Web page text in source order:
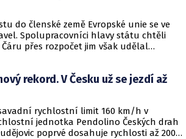
do členské země Evropské unie se ve
Spolupracovníci hlavy státu chtěli
přes rozpočet jim však udělal
rekord. V Česku už se jezdí až
rychlostní limit 160 km/h v
jednotka Pendolino Českých drah
poprvé dosahuje rychlosti až 200